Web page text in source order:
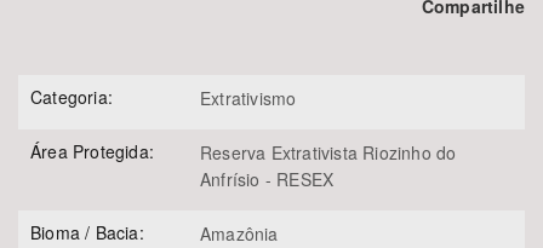
Compartilhe
Categoria: Extrativismo
Área Protegida:
Reserva Extrativista Riozinho do
Anfrísio - RESEX
Bioma / Bacia:
Amazônia